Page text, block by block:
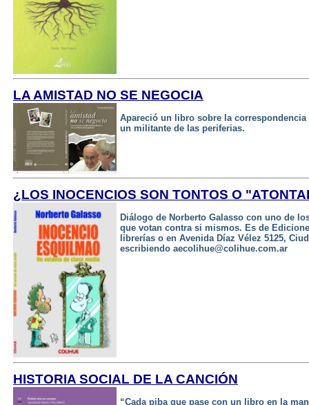
LA AMISTAD NO SE NEGOCIA
Apareció un libro sobre la
un militante de las periferias.
¿LOS INOCENCIOS SON TONTOS O
Diálogo de Norberto Galasso con uno de
que votan contra si mismos. Es de
librerías o en Avenida Díaz Vélez 5125,
escribiendo aecolihue@colihue.com.ar
HISTORIA SOCIAL DE LA CANCIÓN
“Cada piba que pase con un libro en la